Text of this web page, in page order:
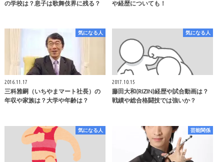
の学校は？息子は歌舞伎界に残る？
や経歴についても！
気になる人
2016.11.17
三科雅嗣（いちやまマート社長）の
年収や家族は？大学や年齢は？
気になる人
2017.10.15
藤田大和(RIZIN)経歴や試合動画は？
戦績や総合格闘技では強いか？
気になる人 芸能関係